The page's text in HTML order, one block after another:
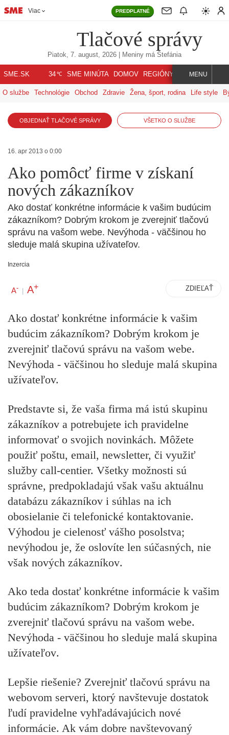
Viac PREDPLATNÉ
Tlačové správy
Piatok, 7. august, 2026 | Meniny má Štefánia
SME.SK 34℃ SME MINÚTA DOMOV REGIÓNY INDEX SVET
MENU
O službe Technológie Obchod Zdravie Žena, šport, rodina Life style
OBJEDNAŤ TLAČOVÉ SPRÁVY VŠETKO O SLUŽBE
16. apr 2013 o 0:00
Ako pomôcť firme v získaní
nových zákazníkov
Ako dostať konkrétne informácie k vašim budúcim
zákazníkom? Dobrým krokom je zverejniť tlačovú
správu na vašom webe. Nevýhoda - väčšinou ho
sleduje malá skupina užívateľov.
Inzercia
A- | A+ ZDIEĽAŤ
Ako dostať konkrétne informácie k vašim
budúcim zákazníkom? Dobrým krokom je
zverejniť tlačovú správu na vašom webe.
Nevýhoda - väčšinou ho sleduje malá skupina
užívateľov.
Predstavte si, že vaša firma má istú skupinu
zákazníkov a potrebujete ich pravidelne
informovať o svojich novinkách. Môžete
použiť poštu, email, newsletter, či využiť
služby call-centier. Všetky možnosti sú
správne, predpokladajú však vašu aktuálnu
databázu zákazníkov i súhlas na ich
obosielanie či telefonické kontaktovanie.
Výhodou je cielenosť vášho posolstva;
nevýhodou je, že oslovíte len súčasných, nie
však nových zákazníkov.
Ako teda dostať konkrétne informácie k vašim
budúcim zákazníkom? Dobrým krokom je
zverejniť tlačovú správu na vašom webe.
Nevýhoda - väčšinou ho sleduje malá skupina
užívateľov.
Lepšie riešenie? Zverejniť tlačovú správu na
webovom serveri, ktorý navštevuje dostatok
ľudí pravidelne vyhľadávajúcich nové
informácie. Ak vám dobre navštevovaný